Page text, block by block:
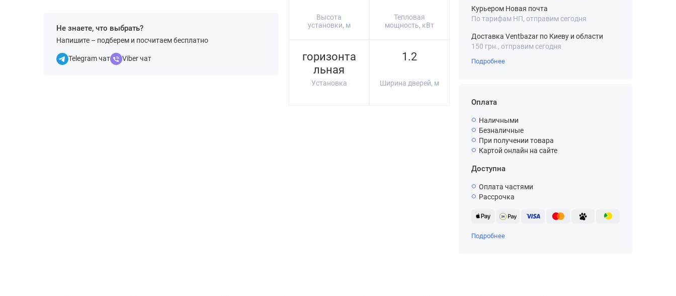
Не знаете, что выбрать?
Напишите – подберем и посчитаем бесплатно
Telegram чат Viber чат
Высота
установки, м
Тепловая
мощность, кВт
горизонта
льная
Установка
1.2
Ширина дверей, м
Курьером Новая почта
По тарифам НП, отправим сегодня
Доставка Ventbazar по Киеву и области
150 грн., отправим сегодня
Подробнее
Оплата
Наличными
Безналичные
При получении товара
Картой онлайн на сайте
Доступна
Оплата частями
Рассрочка
Подробнее